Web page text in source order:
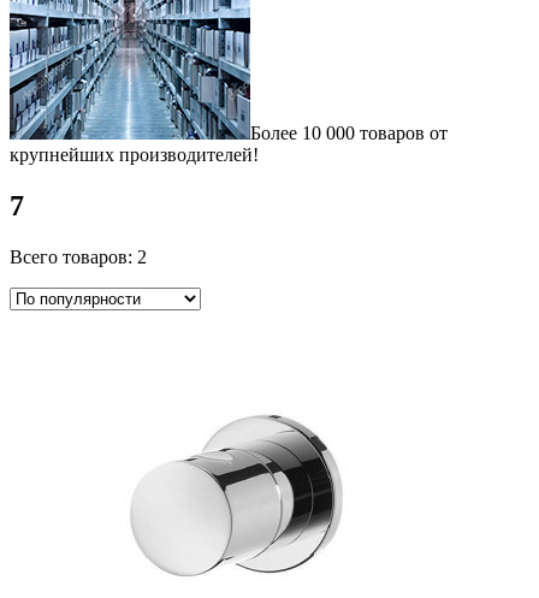
Более 10 000 товаров от
крупнейших производителей!
7
Всего товаров: 2